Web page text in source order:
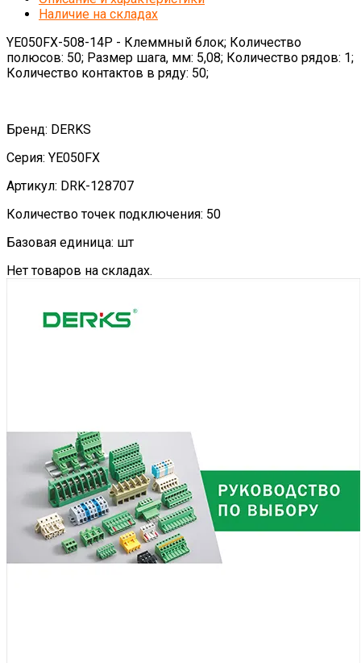
Наличие на складах
YE050FX-508-14P - Клеммный блок; Количество
полюсов: 50; Размер шага, мм: 5,08; Количество рядов: 1;
Количество контактов в ряду: 50;
Бренд: DERKS
Серия: YE050FX
Артикул: DRK-128707
Количество точек подключения: 50
Базовая единица: шт
Нет товаров на складах.